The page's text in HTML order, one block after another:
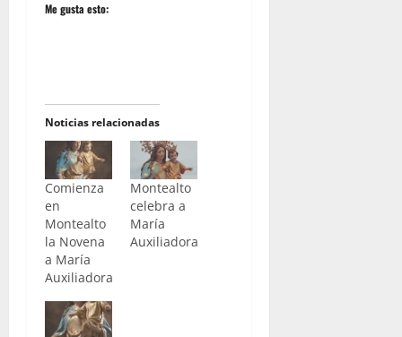
Me gusta esto:
Noticias relacionadas
Comienza
en
Montealto
la Novena
a María
Auxiliadora
Montealto
celebra a
María
Auxiliadora